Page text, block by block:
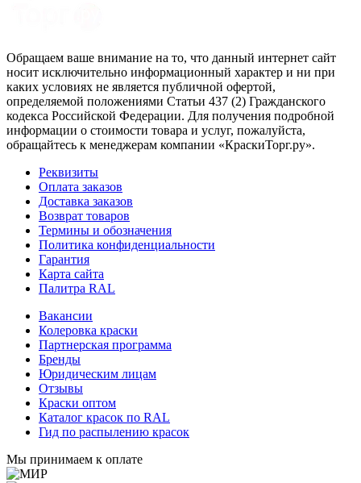
Обращаем ваше внимание на то, что данный интернет сайт
носит исключительно информационный характер и ни при
каких условиях не является публичной офертой,
определяемой положениями Статьи 437 (2) Гражданского
кодекса Российской Федерации. Для получения подробной
информации о стоимости товара и услуг, пожалуйста,
обращайтесь к менеджерам компании «КраскиТорг.ру».
Реквизиты
Оплата заказов
Доставка заказов
Возврат товаров
Термины и обозначения
Политика конфиденциальности
Гарантия
Карта сайта
Палитра RAL
Вакансии
Колеровка краски
Партнерская программа
Бренды
Юридическим лицам
Отзывы
Краски оптом
Каталог красок по RAL
Гид по распылению красок
Мы принимаем к оплате